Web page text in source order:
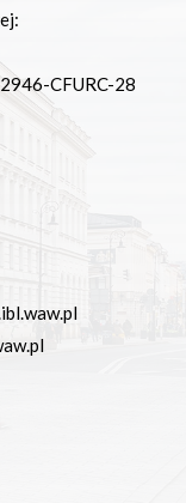
CFURC-28